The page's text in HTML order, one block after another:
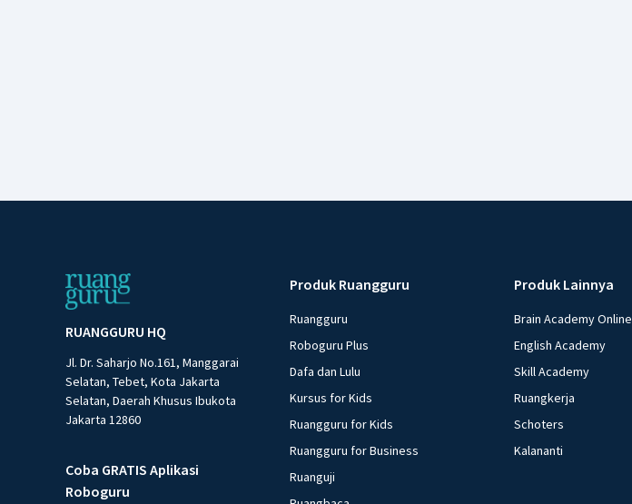
RUANGGURU HQ
Jl. Dr. Saharjo No.161, Manggarai
Selatan, Tebet, Kota Jakarta
Selatan, Daerah Khusus Ibukota
Jakarta 12860
Coba GRATIS Aplikasi
Roboguru
Produk Ruangguru
Ruangguru
Roboguru Plus
Dafa dan Lulu
Kursus for Kids
Ruangguru for Kids
Ruangguru for Business
Ruanguji
Produk Lainnya
Brain Academy Online
English Academy
Skill Academy
Ruangkerja
Schoters
Kalananti